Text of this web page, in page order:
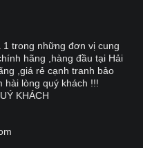
trong những đơn vị cung
hãng ,hàng đầu tại Hải
,giá rẻ cạnh tranh bảo
hài lòng quý khách !!!
KHÁCH